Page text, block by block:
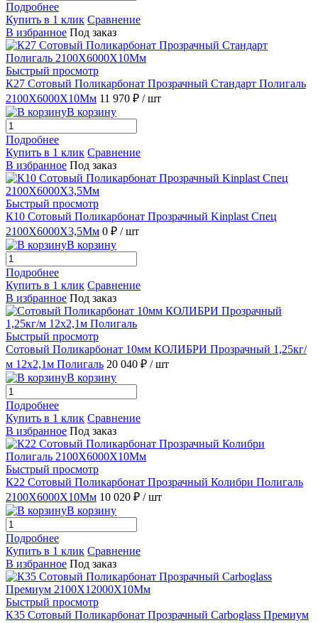
Подробнее
Купить в 1 клик Сравнение
В избранное Под заказ
Быстрый просмотр
К27 Сотовый Поликарбонат Прозрачный Стандарт Полигаль
2100X6000X10Мм 11 970 ₽ / шт
В корзину
Подробнее
Купить в 1 клик Сравнение
В избранное Под заказ
Быстрый просмотр
К10 Сотовый Поликарбонат Прозрачный Kinplast Спец
2100X6000X3,5Мм 0 ₽ / шт
В корзину
Подробнее
Купить в 1 клик Сравнение
В избранное Под заказ
Быстрый просмотр
Сотовый Поликарбонат 10мм КОЛИБРИ Прозрачный 1,25кг/
м 12х2,1м Полигаль 20 040 ₽ / шт
В корзину
Подробнее
Купить в 1 клик Сравнение
В избранное Под заказ
Быстрый просмотр
К22 Сотовый Поликарбонат Прозрачный Колибри Полигаль
2100X6000X10Мм 10 020 ₽ / шт
В корзину
Подробнее
Купить в 1 клик Сравнение
В избранное Под заказ
Быстрый просмотр
К35 Сотовый Поликарбонат Прозрачный Carboglass Премиум